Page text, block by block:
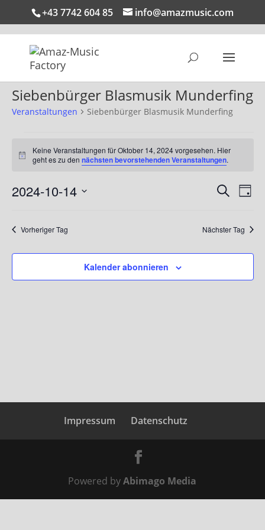
+43 7742 604 85 info@amazmusic.com
Siebenbürger Blasmusik Munderfing
Veranstaltungen Siebenbürger Blasmusik Munderfing
für
Oktober
14,
2024
Hinweis
Keine Veranstaltungen für Oktober 14, 2024 vorgesehen. Hier
geht es zu dennächsten bevorstehenden Veranstaltungen.
und
SucheTag
2024-10-14
wählen.
Vorheriger Tag Nächster Tag
Kalender abonnieren
Impressum Datenschutz
Powered byAbimago Media